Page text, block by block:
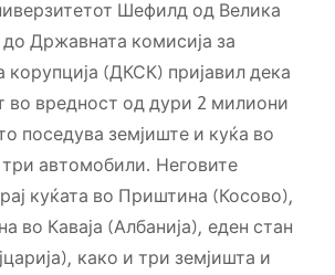
Шефилд од Велика
до Државната комисија за
корупција (ДКСК) пријавил дека
во вредност од дури 2 милиони
поседува земјиште и куќа во
автомобили. Неговите
куќата во Приштина (Косово),
во Каваја (Албанија), еден стан
како и три земјишта и